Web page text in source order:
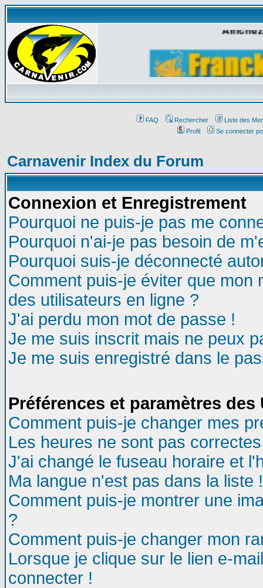
FAQ Rechercher
Liste des
Profil
Se connecter
Carnavenir Index du Forum
Connexion et Enregistrement
Pourquoi ne puis-je pas me
Pourquoi n'ai-je pas besoin de
Pourquoi suis-je déconnecté
Comment puis-je éviter que mon
des utilisateurs en ligne ?
J'ai perdu mon mot de passe !
Je me suis inscrit mais ne peux
Je me suis enregistré dans le
Préférences et paramètres
Comment puis-je changer mes
Les heures ne sont pas
J'ai changé le fuseau horaire et
Ma langue n'est pas dans la liste !
Comment puis-je montrer une
?
Comment puis-je changer mon
Lorsque je clique sur le lien e-
connecter !